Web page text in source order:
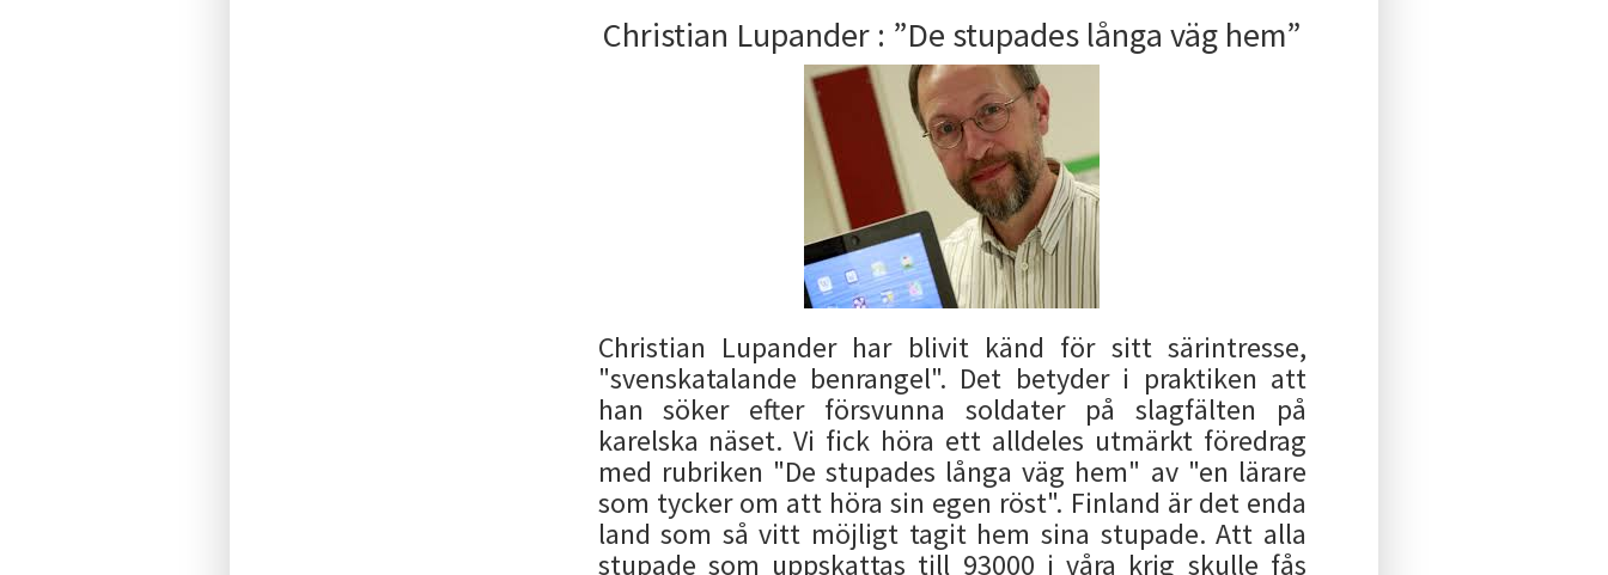
Christian Lupander : ”De stupades långa väg hem”
Christian Lupander har blivit känd för sitt särintresse,
"svenskatalande benrangel". Det betyder i praktiken att
han söker efter försvunna soldater på slagfälten på
karelska näset. Vi fick höra ett alldeles utmärkt föredrag
med rubriken "De stupades långa väg hem" av "en lärare
som tycker om att höra sin egen röst". Finland är det enda
land som så vitt möjligt tagit hem sina stupade. Att alla
stupade som uppskattas till 93000 i våra krig skulle fås